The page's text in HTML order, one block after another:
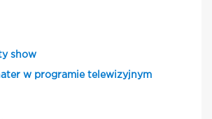
show
w programie telewizyjnym